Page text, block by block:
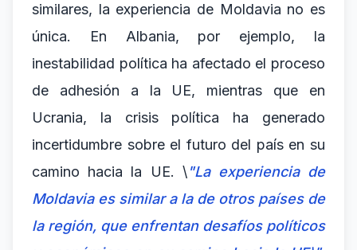
similares, la experiencia de Moldavia no es
única. En Albania, por ejemplo, la
inestabilidad política ha afectado el proceso
de adhesión a la UE, mientras que en
Ucrania, la crisis política ha generado
incertidumbre sobre el futuro del país en su
camino hacia la UE. \"La experiencia de
Moldavia es similar a la de otros países de
la región, que enfrentan desafíos políticos